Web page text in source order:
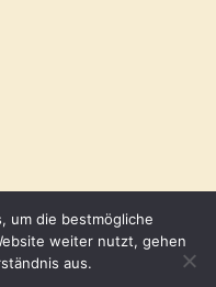
um die bestmögliche
weiter nutzt, gehen
aus.